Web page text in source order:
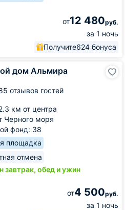
от12 480руб.
за 1 ночь
Получите624 бонуса
дом Альмира
отзывов гостей
км от центра
Черного моря
фонд: 38
площадка
отмена
завтрак, обед и ужин
от4 500руб.
за 1 ночь